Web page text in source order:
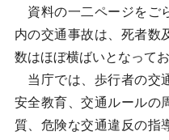
資料の一二ページをご
内の交通事故は、死者数
数はほぼ横ばいとなってお
当庁では、歩行者の交
安全教育、交通ルールの
質、危険な交通違反の指